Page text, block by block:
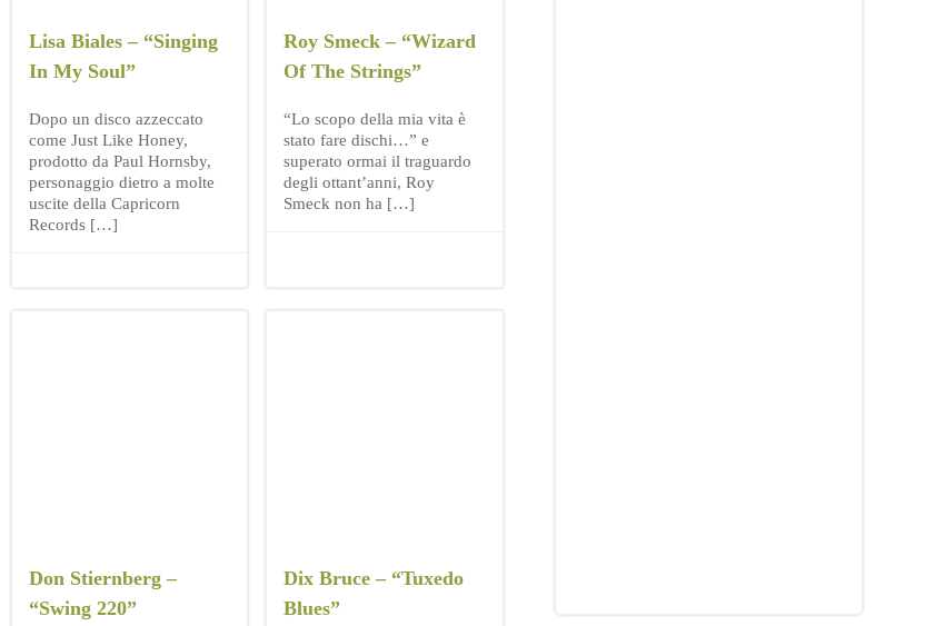
Lisa Biales – “Singing
In My Soul”
Dopo un disco azzeccato
come Just Like Honey,
prodotto da Paul Hornsby,
personaggio dietro a molte
uscite della Capricorn
Records […]
Roy Smeck – “Wizard
Of The Strings”
“Lo scopo della mia vita è
stato fare dischi…” e
superato ormai il traguardo
degli ottant’anni, Roy
Smeck non ha […]
Don Stiernberg –
“Swing 220”
Dix Bruce – “Tuxedo
Blues”